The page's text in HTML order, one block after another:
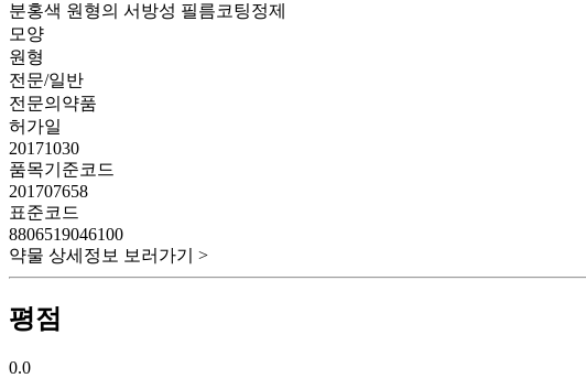
분홍색 원형의 서방성 필름코팅정제
모양
원형
전문/일반
전문의약품
허가일
20171030
품목기준코드
201707658
표준코드
8806519046100
약물 상세정보 보러가기 >
평점
0.0